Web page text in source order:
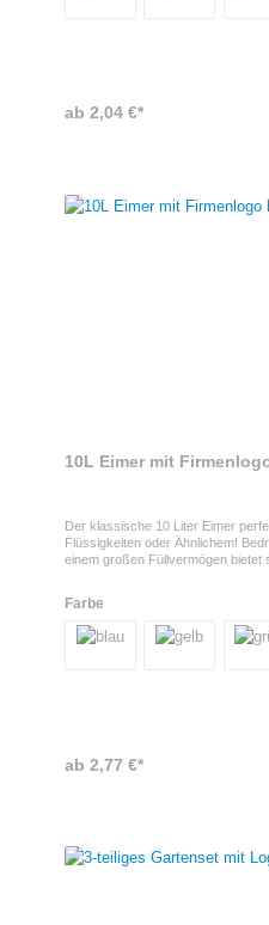
ab 2,04 €*
10L Eimer mit
Der klassische 10 Liter Eimer
Flüssigkeiten oder Ähnlichem!
einem großen Füllvermögen bietet
kann auf den Eimern großflächig
werden.Produkteigenschaften-
max. 200 x 110 mm
Farbe
ab 2,77 €*